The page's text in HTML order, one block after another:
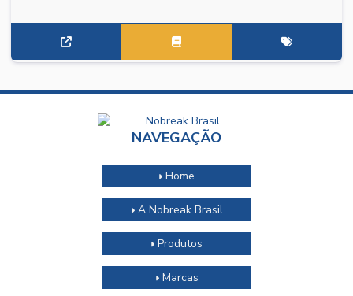
NAVEGAÇÃO
Home
A Nobreak Brasil
Produtos
Marcas